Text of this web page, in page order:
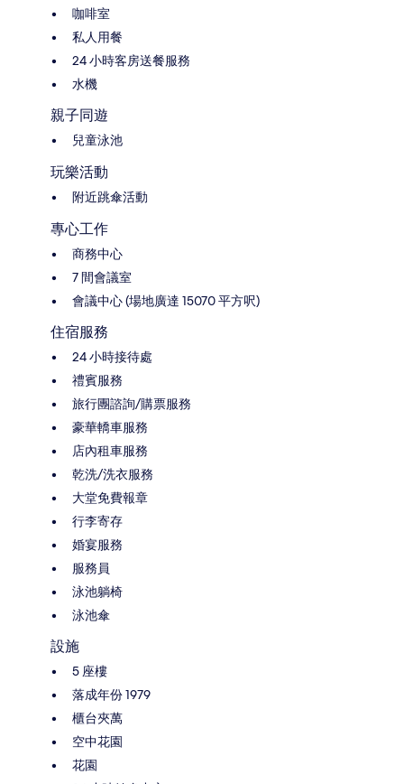
咖啡室
私人用餐
24 小時客房送餐服務
水機
親子同遊
兒童泳池
玩樂活動
附近跳傘活動
專心工作
商務中心
7 間會議室
會議中心 (場地廣達 15070 平方呎)
住宿服務
24 小時接待處
禮賓服務
旅行團諮詢/購票服務
豪華轎車服務
店內租車服務
乾洗/洗衣服務
大堂免費報章
行李寄存
婚宴服務
服務員
泳池躺椅
泳池傘
設施
5 座樓
落成年份 1979
櫃台夾萬
空中花園
花園